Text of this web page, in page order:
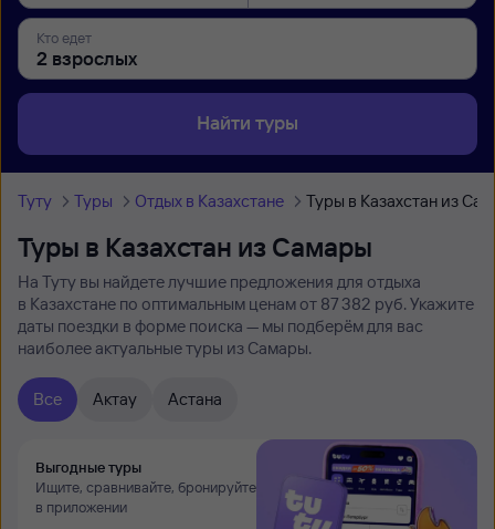
Кто едет
Найти туры
Туту Туры Отдых в Казахстане Туры в Казахстан из
Туры в Казахстан из Самары
На Туту вы найдете лучшие предложения для отдыха
в Казахстане по оптимальным ценам от 87 ⁠382 руб. Укажите
даты поездки в форме поиска — мы подберём для вас
наиболее актуальные туры из Самары.
Все Актау Астана
Выгодные туры
Ищите, сравнивайте, бронируйте
в приложении